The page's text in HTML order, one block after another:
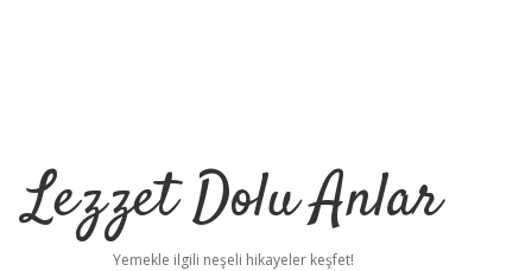
Lezzet Dolu Anlar
Yemekle ilgili neşeli hikayeler keşfet!